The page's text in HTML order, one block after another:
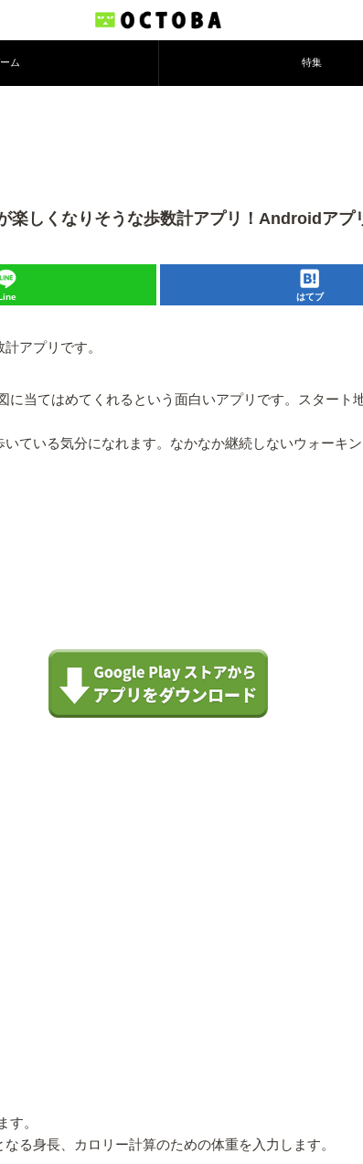
ム 特集
楽しくなりそうな歩数計アプリ！Androidアプ
はてブ
アプリです。
当てはめてくれるという面白いアプリです。スター
ている気分になれます。なかなか継続しないウォーキ
す。
る身長、カロリー計算のための体重を入力します。